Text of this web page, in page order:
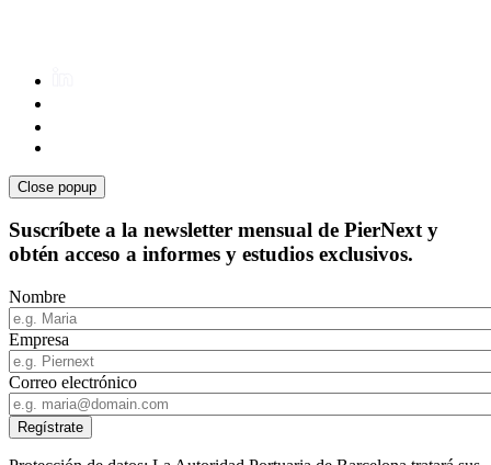
Close popup
Suscríbete a la newsletter mensual de PierNext y
obtén acceso a informes y estudios exclusivos.
Nombre
Empresa
Correo electrónico